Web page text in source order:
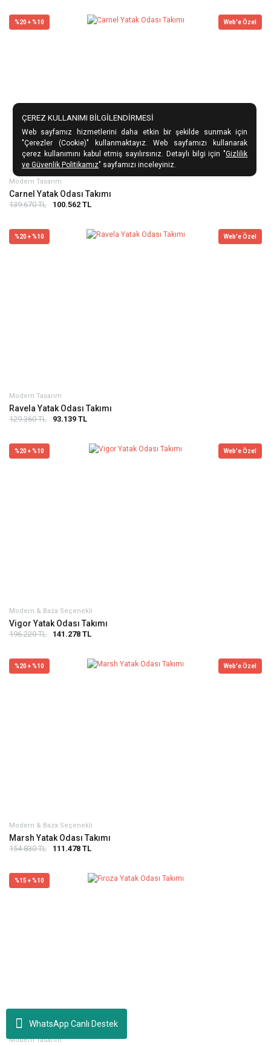
WhatsApp Canlı Destek
%20 + %10 Web'e Özel
Modern Tasarım
Carnel Yatak Odası Takımı
139.670 TL 100.562 TL
%20 + %10 Web'e Özel
Modern Tasarım
Ravela Yatak Odası Takımı
129.360 TL 93.139 TL
%20 + %10 Web'e Özel
Modern & Baza Seçenekli
Vigor Yatak Odası Takımı
196.220 TL 141.278 TL
%20 + %10 Web'e Özel
Modern & Baza Seçenekli
Marsh Yatak Odası Takımı
154.830 TL 111.478 TL
%15 + %10
Modern Tasarım
ÇEREZ KULLANIMI BİLGİLENDİRMESİ
Web sayfamız hizmetlerini daha etkin bir şekilde sunmak için
"Çerezler (Cookie)" kullanmaktayız. Web sayfamızı kullanarak
çerez kullanımını kabul etmiş sayılırsınız. Detaylı bilgi için "Gizlilik
ve Güvenlik Politikamız" sayfamızı inceleyiniz.